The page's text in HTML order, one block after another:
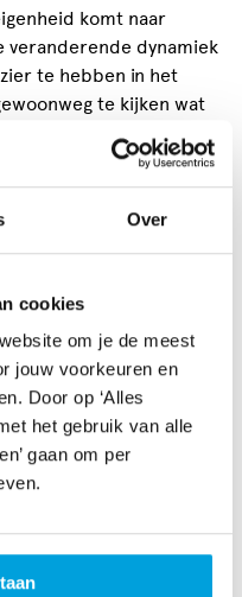
Over
cookies
om je de meest
jouw voorkeuren en
Door op ‘Alles
het gebruik van alle
gaan om per
komt naar
veranderende dynamiek
te hebben in het
te kijken wat
je hierbij begeleiden.
een vakdocent
met COH houd je het
van je eigen
heeft tijd en